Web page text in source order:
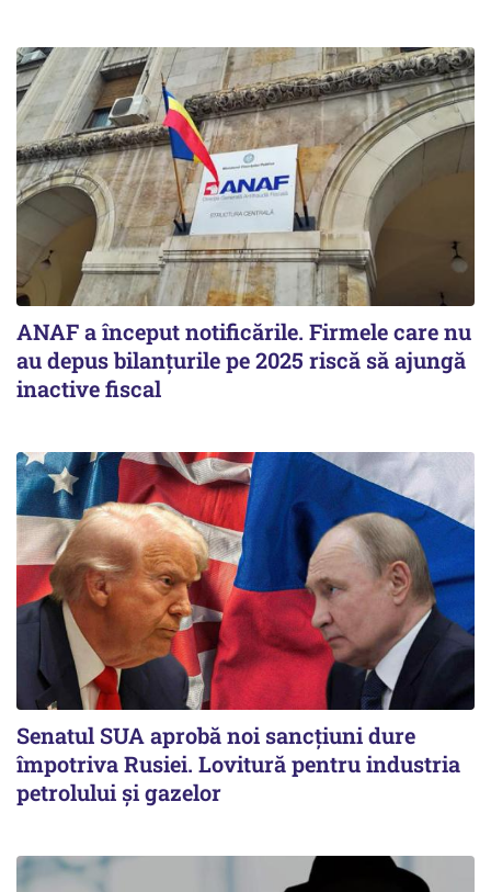
ANAF a început notificările. Firmele care nu
au depus bilanțurile pe 2025 riscă să ajungă
inactive fiscal
Senatul SUA aprobă noi sancțiuni dure
împotriva Rusiei. Lovitură pentru industria
petrolului și gazelor